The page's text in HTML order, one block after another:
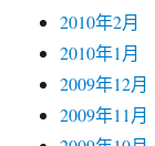
2010年2月
2010年1月
2009年12月
2009年11月